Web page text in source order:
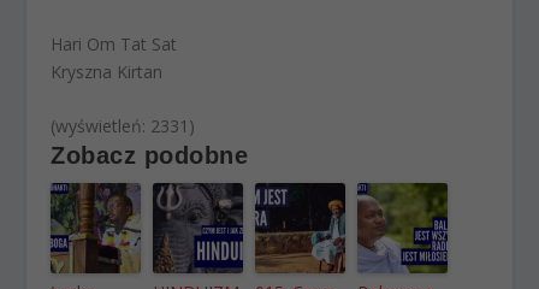
Hari Om Tat Sat
Kryszna Kirtan
(wyświetleń: 2331)
Zobacz podobne